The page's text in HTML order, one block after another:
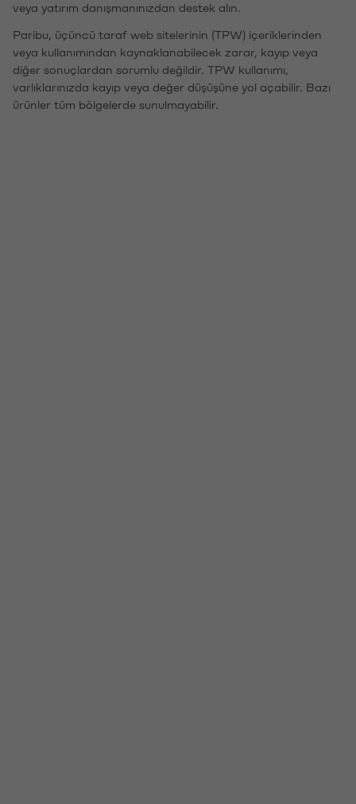
veya yatırım danışmanınızdan destek alın.
Paribu, üçüncü taraf web sitelerinin (TPW) içeriklerinden
veya kullanımından kaynaklanabilecek zarar, kayıp veya
diğer sonuçlardan sorumlu değildir. TPW kullanımı,
varlıklarınızda kayıp veya değer düşüşüne yol açabilir. Bazı
ürünler tüm bölgelerde sunulmayabilir.